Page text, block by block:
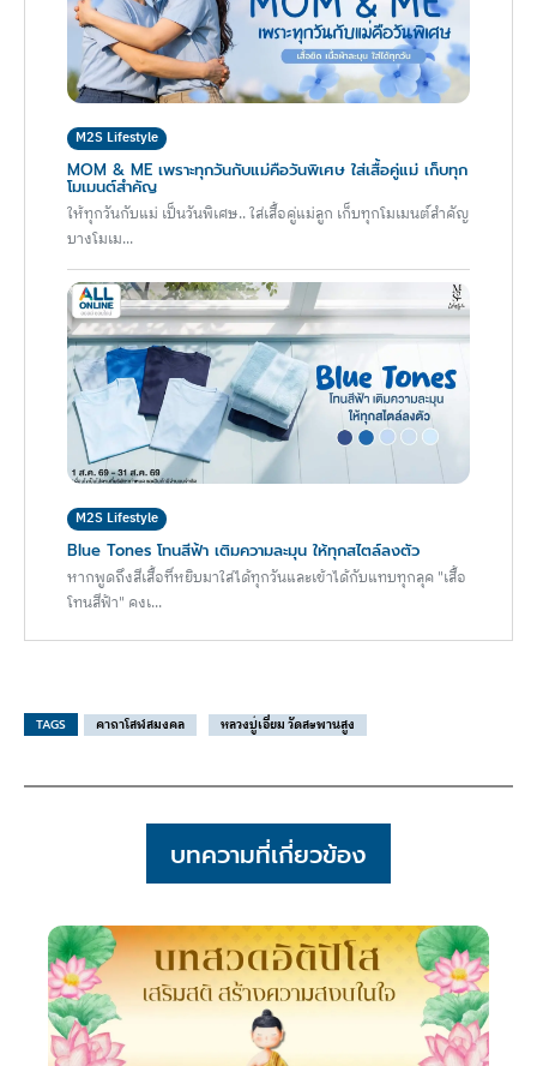
M2S Lifestyle
MOM & ME เพราะทุกวันกับแม่คือวันพิเศษ ใส่เสื้อคู่แม่ เก็บทุก
โมเมนต์สำคัญ
ให้ทุกวันกับแม่ เป็นวันพิเศษ.. ใส่เสื้อคู่แม่ลูก เก็บทุกโมเมนต์สำคัญ
บางโมเม...
M2S Lifestyle
Blue Tones โทนสีฟ้า เติมความละมุน ให้ทุกสไตล์ลงตัว
หากพูดถึงสีเสื้อที่หยิบมาใส่ได้ทุกวันและเข้าได้กับแทบทุกลุค "เสื้อ
โทนสีฟ้า" คงเ...
TAGS คาถาโสฬสมงคล หลวงปู่เอี่ยม วัดสะพานสูง
บทความที่เกี่ยวข้อง